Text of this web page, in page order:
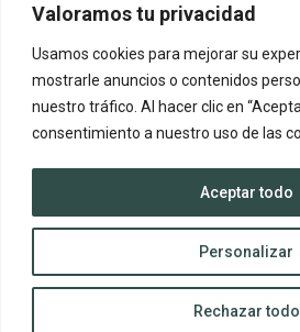
Valoramos tu privacidad
Usamos cookies para mejorar su
mostrarle anuncios o contenidos
nuestro tráfico. Al hacer clic en
consentimiento a nuestro uso de las
Personalizar
Rechazar todo
Aceptar todo